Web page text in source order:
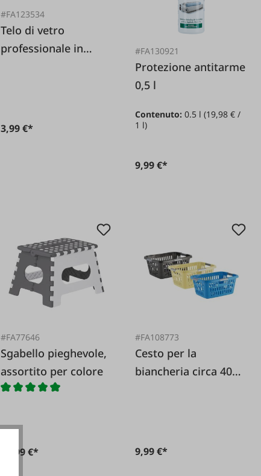
#FA123534
Telo di vetro
professionale in
3,99 €*
#FA130921
Protezione antitarme
0,5 l
Contenuto:0.5 l(19,98 € /
1 l)
9,99 €*
#FA77646
Sgabello pieghevole,
assortito per colore
13,99 €*
#FA108773
Cesto per la
biancheria circa 40
9,99 €*